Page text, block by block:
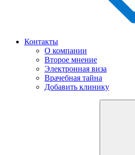
Контакты
О компании
Второе мнение
Электронная виза
Врачебная тайна
Добавить клинику